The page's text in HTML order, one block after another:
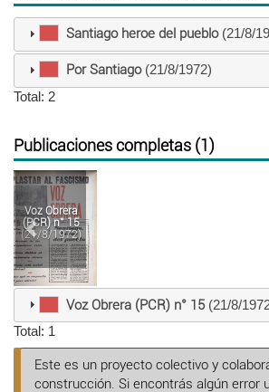
Santiago heroe del pueblo(21/8/
Por Santiago(21/8/1972)
Total: 2
Publicaciones completas (1)
Voz Obrera
(PCR) n° 15
(21/8/1972)
Anterior
Voz Obrera (PCR) n° 15(21/8/
Total: 1
Este es un proyecto colectivo y
construcción. Si encontrás algún error